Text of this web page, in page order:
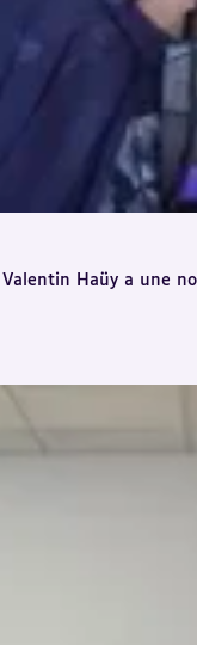
Haüy a une